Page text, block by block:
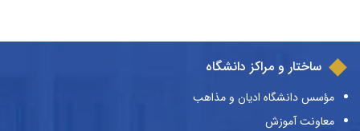
ساختار و مراکز دانشگاه
مؤسس دانشگاه ادیان و مذاهب
معاونت آموزش